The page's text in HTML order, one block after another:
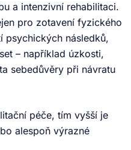
a intenzivní rehabilitaci.
pro zotavení fyzického
psychických následků,
– například úzkosti,
sebedůvěry při návratu
péče, tím vyšší je
alespoň výrazné